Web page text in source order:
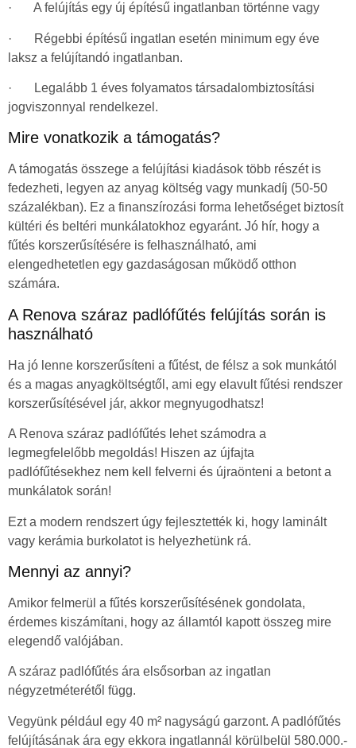
· A felújítás egy új építésű ingatlanban történne vagy
· Régebbi építésű ingatlan esetén minimum egy éve
laksz a felújítandó ingatlanban.
· Legalább 1 éves folyamatos társadalombiztosítási
jogviszonnyal rendelkezel.
Mire vonatkozik a támogatás?
A támogatás összege a felújítási kiadások több részét is
fedezheti, legyen az anyag költség vagy munkadíj (50-50
százalékban). Ez a finanszírozási forma lehetőséget biztosít
kültéri és beltéri munkálatokhoz egyaránt. Jó hír, hogy a
fűtés korszerűsítésére is felhasználható, ami
elengedhetetlen egy gazdaságosan működő otthon
számára.
A Renova száraz padlófűtés felújítás során is
használható
Ha jó lenne korszerűsíteni a fűtést, de félsz a sok munkától
és a magas anyagköltségtől, ami egy elavult fűtési rendszer
korszerűsítésével jár, akkor megnyugodhatsz!
A Renova száraz padlófűtés lehet számodra a
legmegfelelőbb megoldás! Hiszen az újfajta
padlófűtésekhez nem kell felverni és újraönteni a betont a
munkálatok során!
Ezt a modern rendszert úgy fejlesztették ki, hogy laminált
vagy kerámia burkolatot is helyezhetünk rá.
Mennyi az annyi?
Amikor felmerül a fűtés korszerűsítésének gondolata,
érdemes kiszámítani, hogy az államtól kapott összeg mire
elegendő valójában.
A száraz padlófűtés ára elsősorban az ingatlan
négyzetméterétől függ.
Vegyünk például egy 40 m² nagyságú garzont. A padlófűtés
felújításának ára egy ekkora ingatlannál körülbelül 580.000.-